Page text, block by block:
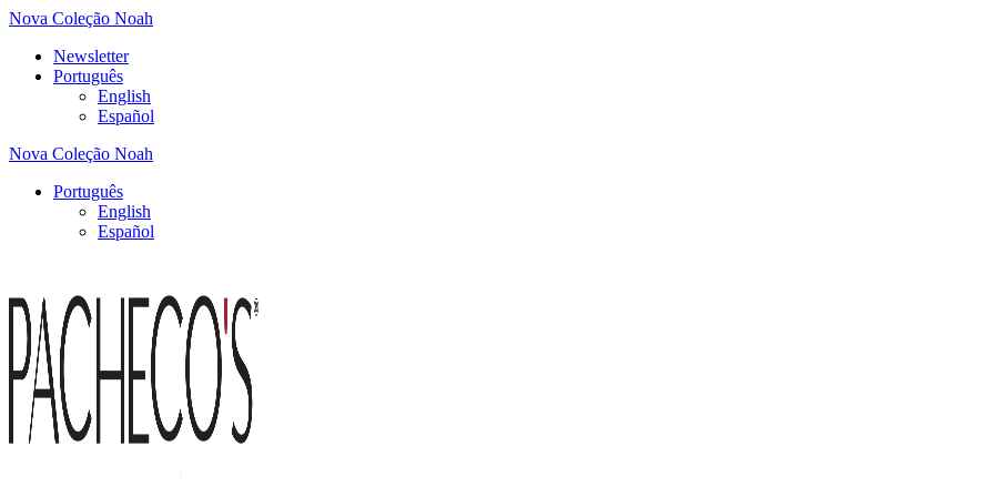
Nova Coleção Noah
Newsletter
Português
English
Español
Nova Coleção Noah
Português
English
Español